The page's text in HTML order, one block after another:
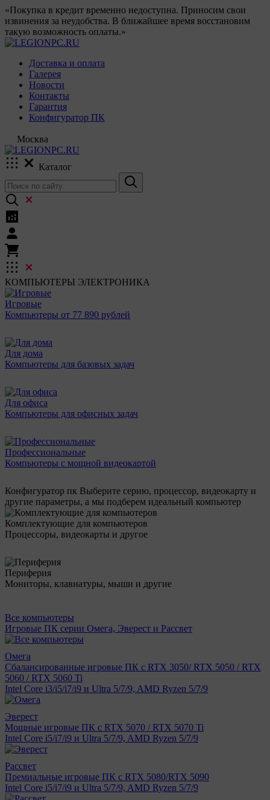
«Покупка в кредит временно недоступна. Приносим свои
извинения за неудобства. В ближайшее время восстановим
такую возможность оплаты.»
Доставка и оплата
Галерея
Новости
Контакты
Гарантия
Конфигуратор ПК
Москва
Каталог
КОМПЬЮТЕРЫ ЭЛЕКТРОНИКА
Игровые
Компьютеры от 77 890 рублей
Для дома
Компьютеры для базовых задач
Для офиса
Компьютеры для офисных задач
Профессиональные
Компьютеры с мощной видеокартой
Конфигуратор пк Выберите серию, процессор, видеокарту и
другие параметры, а мы подберем идеальный компьютер
Комплектующие для компьютеров
Процессоры, видеокарты и другое
Периферия
Мониторы, клавиатуры, мыши и другие
Все компьютеры
Игровые ПК серии Омега, Эверест и Рассвет
Омега
Сбалансированные игровые ПК с RTX 3050/ RTX 5050 / RTX
5060 / RTX 5060 Ti
Intel Core i3/i5/i7/i9 и Ultra 5/7/9, AMD Ryzen 5/7/9
Эверест
Мощные игровые ПК с RTX 5070 / RTX 5070 Ti
Intel Core i5/i7/i9 и Ultra 5/7/9, AMD Ryzen 5/7/9
Рассвет
Премиальные игровые ПК с RTX 5080/RTX 5090
Intel Core i5/i7/i9 и Ultra 5/7/9, AMD Ryzen 5/7/9